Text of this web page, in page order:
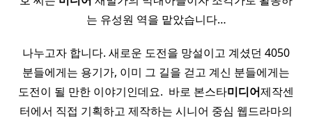
는 유성원 역을 맡았습니다…
나누고자 합니다. 새로운 도전을 망설이고 계셨던 4050
분들에게는 용기가, 이미 그 길을 걷고 계신 분들에게는
도전이 될 만한 이야기인데요. ​ 바로 본스타미디어제작센
터에서 직접 기획하고 제작하는 시니어 중심 웹드라마의